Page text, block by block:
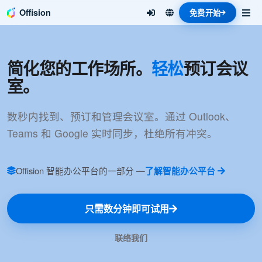
Offision 免费开始
简化您的工作场所。 轻松预订会议
室。
数秒内找到、预订和管理会议室。通过 Outlook、
Teams 和 Google 实时同步，杜绝所有冲突。
Offision 智能办公平台的一部分 —了解智能办公平台
只需数分钟即可试用
联络我们